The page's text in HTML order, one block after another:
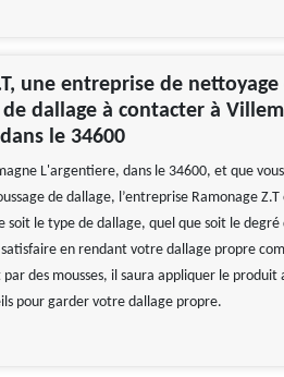
une entreprise de
dallage à contacter à
le 34600
L'argentiere, dans le 34600, et que
de dallage, l’entreprise Ramonage
soit le type de dallage, quel que soit le degré
en rendant votre dallage propre
des mousses, il saura appliquer le produit
pour garder votre dallage propre.